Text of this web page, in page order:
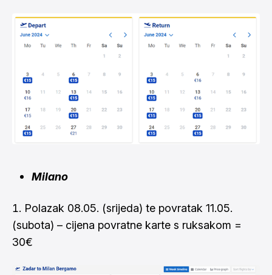
Milano
Polazak 08.05. (srijeda) te povratak 11.05.
(subota) – cijena povratne karte s ruksakom =
30€